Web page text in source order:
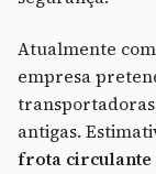
Atualmente
empresa
antigas.
frota circulante